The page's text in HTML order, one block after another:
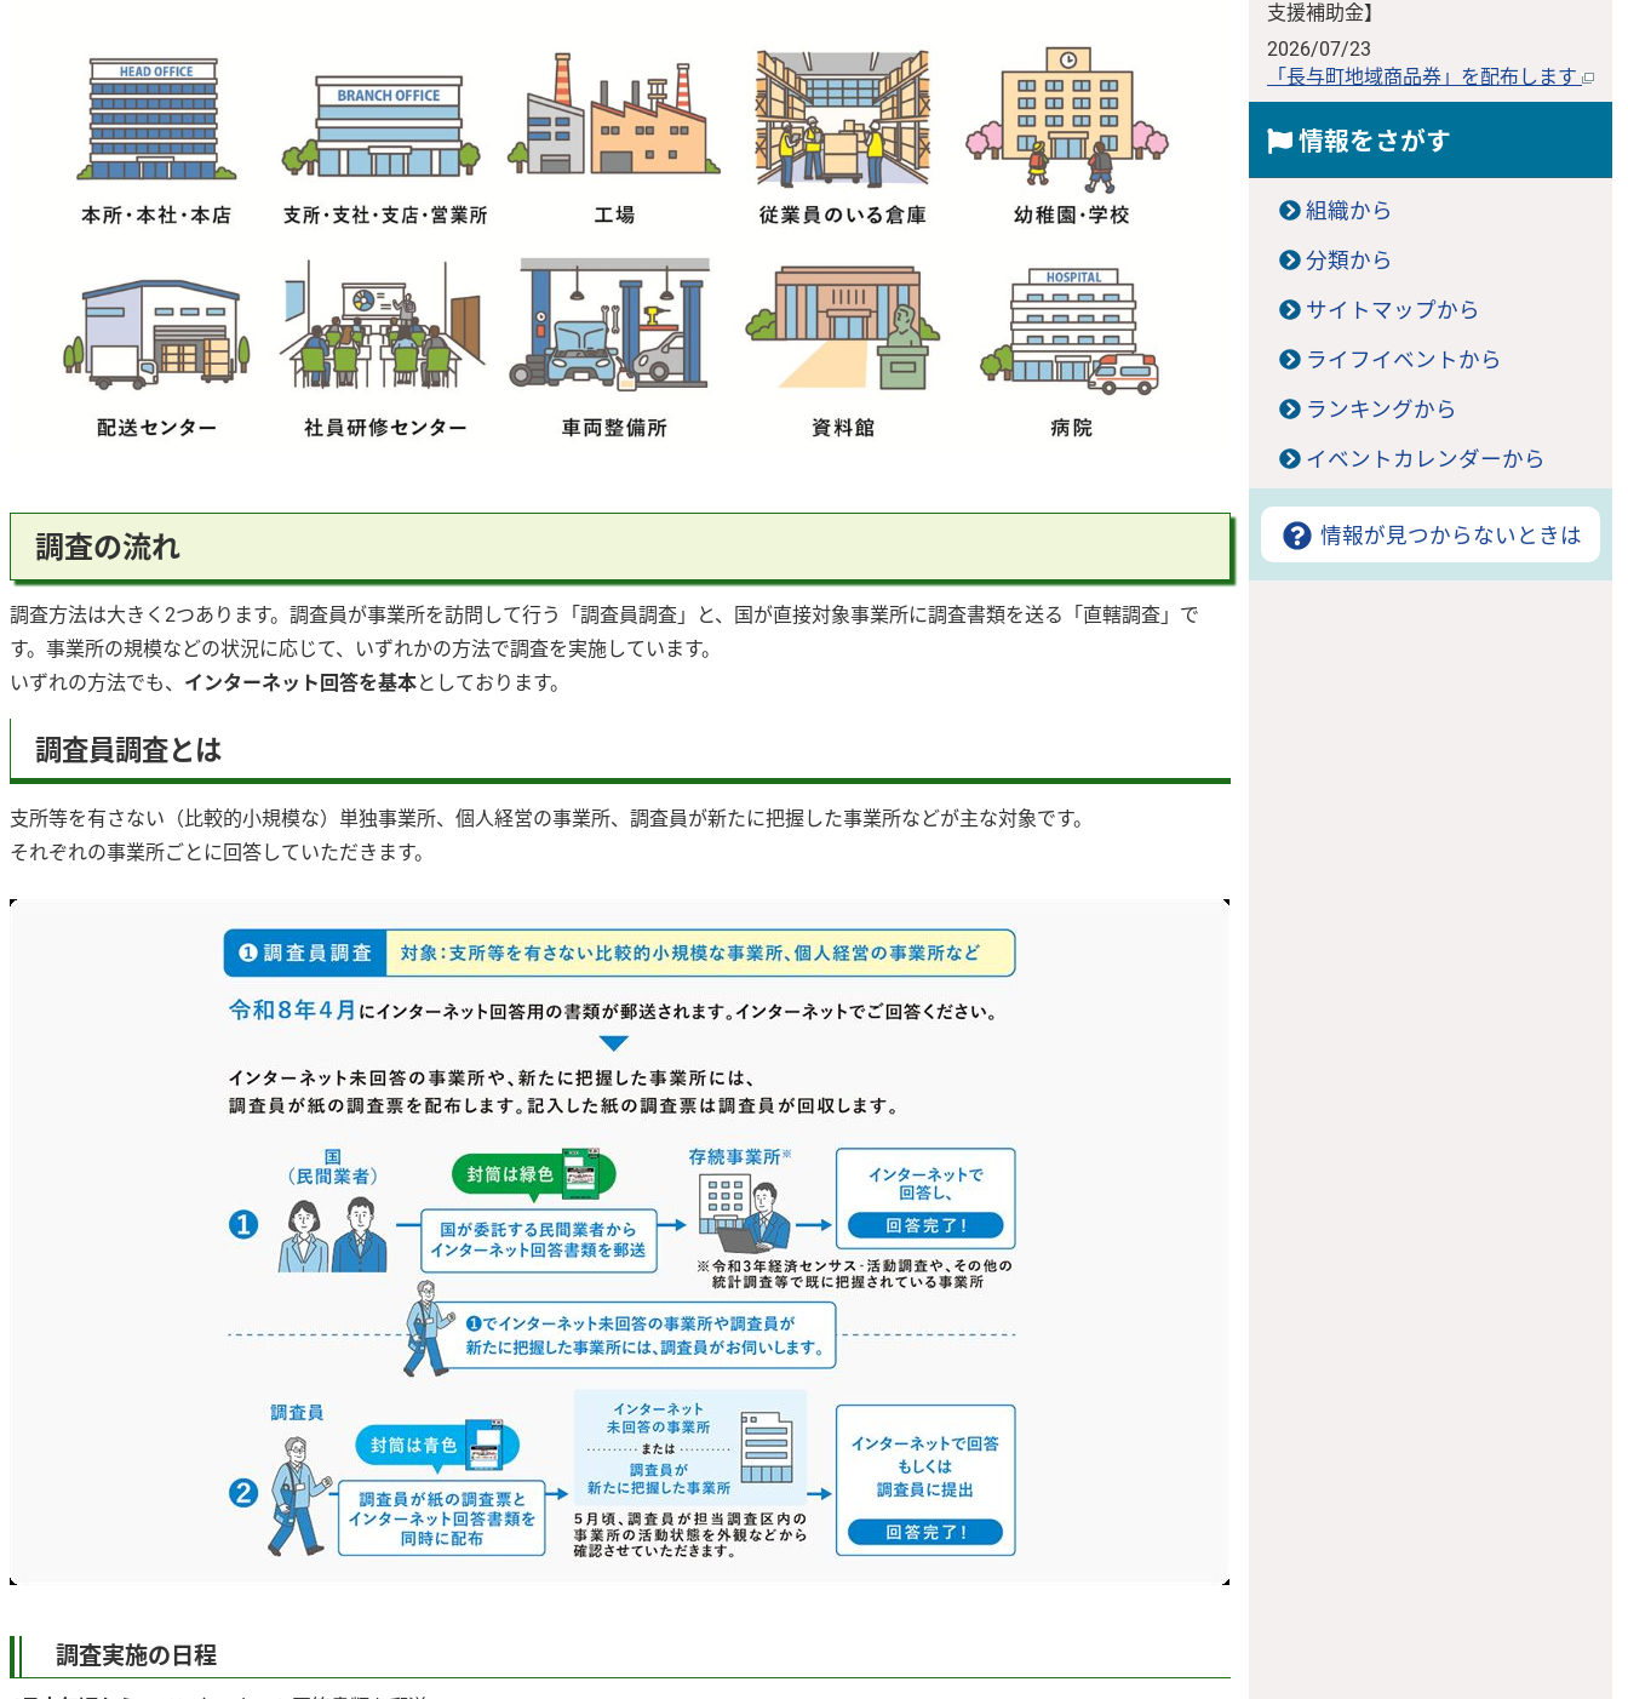
調査の流れ
調査方法は大きく2つあります。調査員が事業所を訪問して行う「調査員調査」と、国が直接対象事業所に調査書類を送る「直轄調査」で
す。事業所の規模などの状況に応じて、いずれかの方法で調査を実施しています。
いずれの方法でも、 インターネット回答を基本としております。
調査員調査とは
支所等を有さない（比較的小規模な）単独事業所、個人経営の事業所、調査員が新たに把握した事業所などが主な対象です。
それぞれの事業所ごとに回答していただきます。
調査実施の日程
支援補助金】
2026/07/23
「長与町地域商品券」を配布します
情報をさがす
組織から
分類から
サイトマップから
ライフイベントから
ランキングから
イベントカレンダーから
情報が見つからないときは